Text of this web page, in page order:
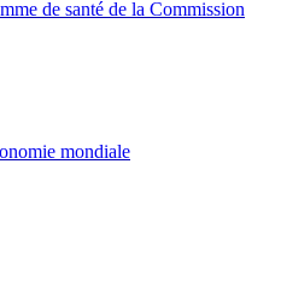
de santé de la Commission
mondiale